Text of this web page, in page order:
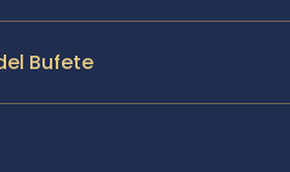
Bufete